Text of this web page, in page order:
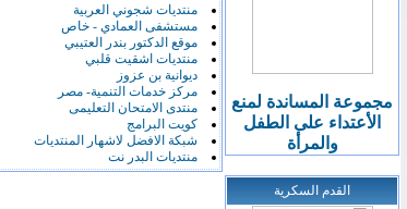
منتديات شجوني العربية
مستشفى العمادي - خاص
موقع الدكتور بندر العتيبي
منتديات اشقيت قلبي
ديوانية بن عزوز
مركز خدمات التنمية- مصر
منتدى الامتحان التعليمى
كويت البرامج
شبكة الافضل لاشهار المنتديات
منتديات البدر نت
مجموعة المساندة لمنع
الأعتداء على الطفل
والمرأة
القدم السكرية